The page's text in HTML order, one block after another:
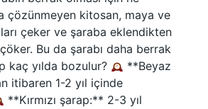
çözünmeyen kitosan, maya ve
çeker ve şaraba eklendikten
Bu da şarabı daha berrak
kaç yılda bozulur?
**Beyaz
itibaren 1-2 yıl içinde
**Kırmızı şarap:** 2-3 yıl